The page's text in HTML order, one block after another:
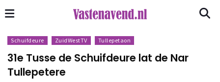
Schuifdeure ZuidWestTV Tullepetaon
31e Tusse de Schuifdeure lat de Nar
Tullepetere